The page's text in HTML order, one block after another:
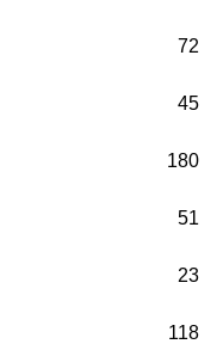
72
45
180
51
23
118